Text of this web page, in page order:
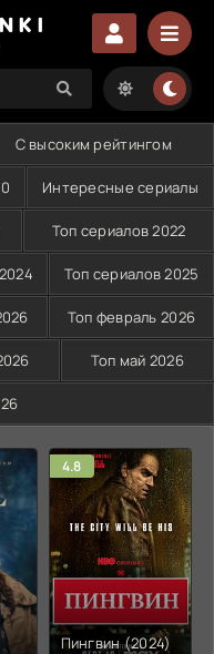
С высоким рейтингом
Интересные сериалы
Топ сериалов 2022
Топ сериалов 2025
Топ февраль 2026
Топ май 2026
4.8
Пингвин (2024)